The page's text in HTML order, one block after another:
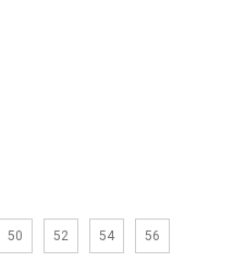
50 52 54 56